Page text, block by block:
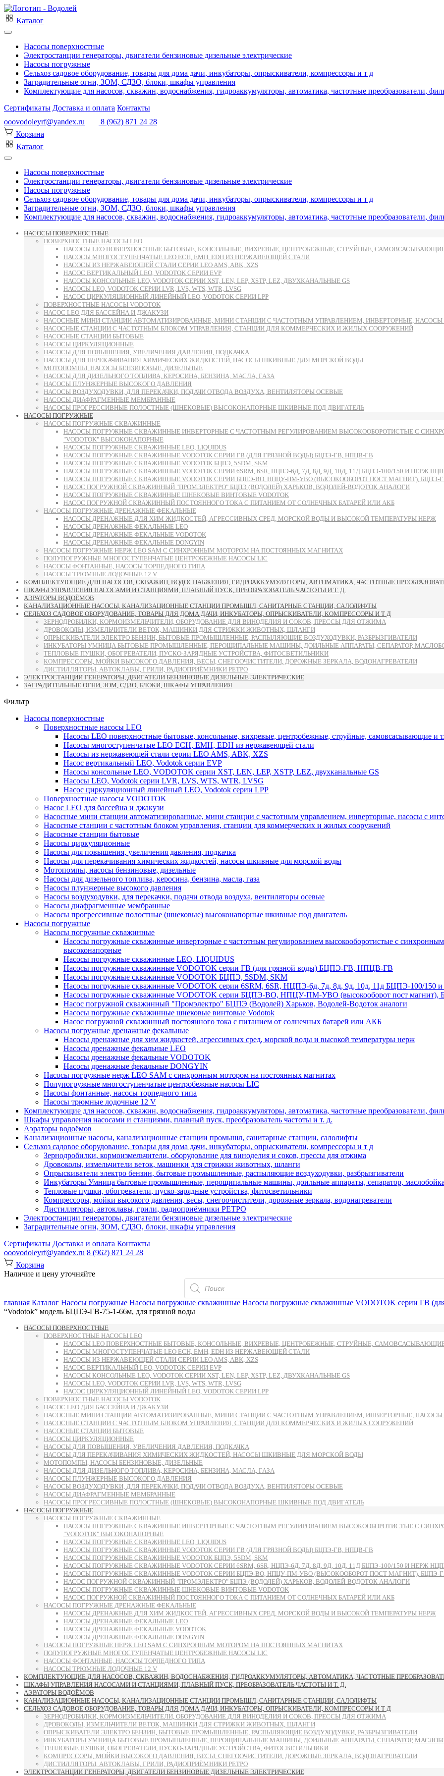
Каталог
Насосы поверхностные
Электростанции генераторы, двигатели бензиновые дизельные электрические
Насосы погружные
Сельхоз садовое оборудование, товары для дома дачи, инкубаторы, опрыскиватели, компрессоры и т д
Заградительные огни, ЗОМ, СДЗО, блоки, шкафы управления
Комплектующие для насосов, скважин, водоснабжения, гидроаккумуляторы, автоматика, частотные преобразователи,
Сертификаты Доставка и оплата Контакты
ooovodoleyrf@yandex.ru
8 (962) 871 24 28
Корзина
Каталог
Насосы поверхностные
Электростанции генераторы, двигатели бензиновые дизельные электрические
Насосы погружные
Сельхоз садовое оборудование, товары для дома дачи, инкубаторы, опрыскиватели, компрессоры и т д
Заградительные огни, ЗОМ, СДЗО, блоки, шкафы управления
Комплектующие для насосов, скважин, водоснабжения, гидроаккумуляторы, автоматика, частотные преобразователи,
НАСОСЫ ПОВЕРХНОСТНЫЕ
ПОВЕРХНОСТНЫЕ НАСОСЫ LEO
НАСОСЫ LEO ПОВЕРХНОСТНЫЕ БЫТОВЫЕ, КОНСОЛЬНЫЕ, ВИХРЕВЫЕ, ЦЕНТРОБЕЖНЫЕ, СТРУЙНЫЕ, САМОВСАСЫВАЮЩИЕ
НАСОСЫ МНОГОСТУПЕНЧАТЫЕ LEO ECH, EMH, EDH ИЗ НЕРЖАВЕЮЩЕЙ СТАЛИ
НАСОСЫ ИЗ НЕРЖАВЕЮЩЕЙ СТАЛИ СЕРИИ LEO AMS, ABK, XZS
НАСОС ВЕРТИКАЛЬНЫЙ LEO, VODOTOK СЕРИИ EVP
НАСОСЫ КОНСОЛЬНЫЕ LEO, VODOTOK СЕРИИ XST, LEN, LEP, XSTP, LEZ, ДВУХКАНАЛЬНЫЕ GS
НАСОСЫ LEO, VODOTOK СЕРИИ LVR, LVS, WTS, WTR, LVSG
НАСОС ЦИРКУЛЯЦИОННЫЙ ЛИНЕЙНЫЙ LEO, VODOTOK СЕРИИ LPP
ПОВЕРХНОСТНЫЕ НАСОСЫ VODOTOK
НАСОС LEO ДЛЯ БАССЕЙНА И ДЖАКУЗИ
НАСОСНЫЕ МИНИ СТАНЦИИ АВТОМАТИЗИРОВАННЫЕ, МИНИ СТАНЦИИ С ЧАСТОТНЫМ УПРАВЛЕНИЕМ, ИНВЕРТОРНЫЕ,
НАСОСНЫЕ СТАНЦИИ С ЧАСТОТНЫМ БЛОКОМ УПРАВЛЕНИЯ, СТАНЦИИ ДЛЯ КОММЕРЧЕСКИХ И ЖИЛЫХ СООРУЖЕНИЙ
НАСОСНЫЕ СТАНЦИИ БЫТОВЫЕ
НАСОСЫ ЦИРКУЛЯЦИОННЫЕ
НАСОСЫ ДЛЯ ПОВЫШЕНИЯ, УВЕЛИЧЕНИЯ ДАВЛЕНИЯ, ПОДКАЧКА
НАСОСЫ ДЛЯ ПЕРЕКАЧИВАНИЯ ХИМИЧЕСКИХ ЖИДКОСТЕЙ, НАСОСЫ ШКИВНЫЕ ДЛЯ МОРСКОЙ ВОДЫ
МОТОПОМПЫ, НАСОСЫ БЕНЗИНОВЫЕ, ДИЗЕЛЬНЫЕ
НАСОСЫ ДЛЯ ДИЗЕЛЬНОГО ТОПЛИВА, КЕРОСИНА, БЕНЗИНА, МАСЛА, ГАЗА
НАСОСЫ ПЛУНЖЕРНЫЕ ВЫСОКОГО ДАВЛЕНИЯ
НАСОСЫ ВОЗДУХОДУВКИ, ДЛЯ ПЕРЕКАЧКИ, ПОДАЧИ ОТВОДА ВОЗДУХА, ВЕНТИЛЯТОРЫ ОСЕВЫЕ
НАСОСЫ ДИАФРАГМЕННЫЕ МЕМБРАННЫЕ
НАСОСЫ ПРОГРЕССИВНЫЕ ПОЛОСТНЫЕ (ШНЕКОВЫЕ) ВЫСОКОНАПОРНЫЕ ШКИВНЫЕ ПОД ДВИГАТЕЛЬ
НАСОСЫ ПОГРУЖНЫЕ
НАСОСЫ ПОГРУЖНЫЕ СКВАЖИННЫЕ
НАСОСЫ ПОГРУЖНЫЕ СКВАЖИННЫЕ ИНВЕРТОРНЫЕ С ЧАСТОТНЫМ РЕГУЛИРОВАНИЕМ ВЫСОКООБОРОТИСТЫЕ С
"VODOTOK" ВЫСОКОНАПОРНЫЕ
НАСОСЫ ПОГРУЖНЫЕ СКВАЖИННЫЕ LEO, LIQUIDUS
НАСОСЫ ПОГРУЖНЫЕ СКВАЖИННЫЕ VODOTOK СЕРИИ ГВ (ДЛЯ ГРЯЗНОЙ ВОДЫ) БЦПЭ-ГВ, НПЦВ-ГВ
НАСОСЫ ПОГРУЖНЫЕ СКВАЖИННЫЕ VODOTOK БЦПЭ, 5SDM, SKM
НАСОСЫ ПОГРУЖНЫЕ СКВАЖИННЫЕ VODOTOK СЕРИИ 6SRM, 6SR, НЦПЭ-6Д, 7Д, 8Д, 9Д, 10Д, 11Д БЦПЭ-100/150 И НЕРЖ
НАСОСЫ ПОГРУЖНЫЕ СКВАЖИННЫЕ VODOTOK СЕРИИ БЦПЭ-ВО, НПЦУ-ПМ-УВО (ВЫСОКООБОРОТ ПОСТ МАГНИТ), БЦПЭ-
НАСОС ПОГРУЖНОЙ СКВАЖИННЫЙ "ПРОМЭЛЕКТРО" БЦПЭ (ВОДОЛЕЙ) ХАРЬКОВ, ВОДОЛЕЙ-ВОДОТОК АНАЛОГИ
НАСОСЫ ПОГРУЖНЫЕ СКВАЖИННЫЕ ШНЕКОВЫЕ ВИНТОВЫЕ VODOTOK
НАСОС ПОГРУЖНОЙ СКВАЖИННЫЙ ПОСТОЯННОГО ТОКА С ПИТАНИЕМ ОТ СОЛНЕЧНЫХ БАТАРЕЙ ИЛИ АКБ
НАСОСЫ ПОГРУЖНЫЕ ДРЕНАЖНЫЕ ФЕКАЛЬНЫЕ
НАСОСЫ ДРЕНАЖНЫЕ ДЛЯ ХИМ ЖИДКОСТЕЙ, АГРЕССИВНЫХ СРЕД, МОРСКОЙ ВОДЫ И ВЫСОКОЙ ТЕМПЕРАТУРЫ НЕРЖ
НАСОСЫ ДРЕНАЖНЫЕ ФЕКАЛЬНЫЕ LEO
НАСОСЫ ДРЕНАЖНЫЕ ФЕКАЛЬНЫЕ VODOTOK
НАСОСЫ ДРЕНАЖНЫЕ ФЕКАЛЬНЫЕ DONGYIN
НАСОСЫ ПОГРУЖНЫЕ НЕРЖ LEO SAM С СИНХРОННЫМ МОТОРОМ НА ПОСТОЯННЫХ МАГНИТАХ
ПОЛУПОГРУЖНЫЕ МНОГОСТУПЕНЧАТЫЕ ЦЕНТРОБЕЖНЫЕ НАСОСЫ LIC
НАСОСЫ ФОНТАННЫЕ, НАСОСЫ ТОРПЕДНОГО ТИПА
НАСОСЫ ТРЮМНЫЕ ЛОДОЧНЫЕ 12 V
КОМПЛЕКТУЮЩИЕ ДЛЯ НАСОСОВ, СКВАЖИН, ВОДОСНАБЖЕНИЯ, ГИДРОАККУМУЛЯТОРЫ, АВТОМАТИКА, ЧАСТОТНЫЕ
ШКАФЫ УПРАВЛЕНИЯ НАСОСАМИ И СТАНЦИЯМИ, ПЛАВНЫЙ ПУСК, ПРЕОБРАЗОВАТЕЛЬ ЧАСТОТЫ И Т. Д.
АЭРАТОРЫ ВОДОЁМОВ
КАНАЛИЗАЦИОННЫЕ НАСОСЫ, КАНАЛИЗАЦИОННЫЕ СТАНЦИИ ПРОМЫШЛ, САНИТАРНЫЕ СТАНЦИИ, САЛОЛИФТЫ
СЕЛЬХОЗ САДОВОЕ ОБОРУДОВАНИЕ, ТОВАРЫ ДЛЯ ДОМА ДАЧИ, ИНКУБАТОРЫ, ОПРЫСКИВАТЕЛИ, КОМПРЕССОРЫ И Т Д
ЗЕРНОДРОБИЛКИ, КОРМОИЗМЕЛЬЧИТЕЛИ, ОБОРУДОВАНИЕ ДЛЯ ВИНОДЕЛИЯ И СОКОВ, ПРЕССЫ ДЛЯ ОТЖИМА
ДРОВОКОЛЫ, ИЗМЕЛЬЧИТЕЛИ ВЕТОК, МАШИНКИ ДЛЯ СТРИЖКИ ЖИВОТНЫХ, ШЛАНГИ
ОПРЫСКИВАТЕЛИ ЭЛЕКТРО БЕНЗИН, БЫТОВЫЕ ПРОМЫШЛЕННЫЕ, РАСПЫЛЯЮЩИЕ ВОЗДУХОДУВКИ, РАЗБРЫЗГИВАТЕЛИ
ИНКУБАТОРЫ УМНИЦА БЫТОВЫЕ ПРОМЫШЛЕННЫЕ, ПЕРОЩИПАЛЬНЫЕ МАШИНЫ, ДОИЛЬНЫЕ АППАРАТЫ, СЕПАРАТОР,
ТЕПЛОВЫЕ ПУШКИ, ОБОГРЕВАТЕЛИ, ПУСКО-ЗАРЯДНЫЕ УСТРОЙСТВА, ФИТОСВЕТИЛЬНИКИ
КОМПРЕССОРЫ, МОЙКИ ВЫСОКОГО ДАВЛЕНИЯ, ВЕСЫ, СНЕГООЧИСТИТЕЛИ, ДОРОЖНЫЕ ЗЕРКАЛА, ВОДОНАГРЕВАТЕЛИ
ДИСТИЛЛЯТОРЫ, АВТОКЛАВЫ, ГРИЛИ, РАДИОПРИЁМНИКИ РЕТРО
ЭЛЕКТРОСТАНЦИИ ГЕНЕРАТОРЫ, ДВИГАТЕЛИ БЕНЗИНОВЫЕ ДИЗЕЛЬНЫЕ ЭЛЕКТРИЧЕСКИЕ
ЗАГРАДИТЕЛЬНЫЕ ОГНИ, ЗОМ, СДЗО, БЛОКИ, ШКАФЫ УПРАВЛЕНИЯ
Фильтр
Насосы поверхностные
Поверхностные насосы LEO
Насосы LEO поверхностные бытовые, консольные, вихревые, центробежные, струйные, самовсасывающие и
Насосы многоступенчатые LEO ECH, EMH, EDH из нержавеющей стали
Насосы из нержавеющей стали серии LEO AMS, ABK, XZS
Насос вертикальный LEO, Vodotok серии EVP
Насосы консольные LEO, VODOTOK серии XST, LEN, LEP, XSTP, LEZ, двухканальные GS
Насосы LEO, Vodotok серии LVR, LVS, WTS, WTR, LVSG
Насос циркуляционный линейный LEO, Vodotok серии LPP
Поверхностные насосы VODOTOK
Насос LEO для бассейна и джакузи
Насосные мини станции автоматизированные, мини станции с частотным управлением, инверторные, насосы с
Насосные станции с частотным блоком управления, станции для коммерческих и жилых сооружений
Насосные станции бытовые
Насосы циркуляционные
Насосы для повышения, увеличения давления, подкачка
Насосы для перекачивания химических жидкостей, насосы шкивные для морской воды
Мотопомпы, насосы бензиновые, дизельные
Насосы для дизельного топлива, керосина, бензина, масла, газа
Насосы плунжерные высокого давления
Насосы воздуходувки, для перекачки, подачи отвода воздуха, вентиляторы осевые
Насосы диафрагменные мембранные
Насосы прогрессивные полостные (шнековые) высоконапорные шкивные под двигатель
Насосы погружные
Насосы погружные скважинные
Насосы погружные скважинные инверторные с частотным регулированием высокооборотистые с
высоконапорные
Насосы погружные скважинные LEO, LIQUIDUS
Насосы погружные скважинные VODOTOK серии ГВ (для грязной воды) БЦПЭ-ГВ, НПЦВ-ГВ
Насосы погружные скважинные VODOTOK БЦПЭ, 5SDM, SKM
Насосы погружные скважинные VODOTOK серии 6SRM, 6SR, НЦПЭ-6д, 7д, 8д, 9д, 10д, 11д БЦПЭ-
Насосы погружные скважинные VODOTOK серии БЦПЭ-ВО, НПЦУ-ПМ-УВО (высокооборот пост магнит),
Насос погружной скважинный "Промэлектро" БЦПЭ (Водолей) Харьков, Водолей-Водоток аналоги
Насосы погружные скважинные шнековые винтовые Vodotok
Насос погружной скважинный постоянного тока с питанием от солнечных батарей или АКБ
Насосы погружные дренажные фекальные
Насосы дренажные для хим жидкостей, агрессивных сред, морской воды и высокой температуры нерж
Насосы дренажные фекальные LEO
Насосы дренажные фекальные VODOTOK
Насосы дренажные фекальные DONGYIN
Насосы погружные нерж LEO SAM с синхронным мотором на постоянных магнитах
Полупогружные многоступенчатые центробежные насосы LIC
Насосы фонтанные, насосы торпедного типа
Насосы трюмные лодочные 12 V
Комплектующие для насосов, скважин, водоснабжения, гидроаккумуляторы, автоматика, частотные преобразователи,
Шкафы управления насосами и станциями, плавный пуск, преобразователь частоты и т. д.
Аэраторы водоёмов
Канализационные насосы, канализационные станции промышл, санитарные станции, салолифты
Сельхоз садовое оборудование, товары для дома дачи, инкубаторы, опрыскиватели, компрессоры и т д
Зернодробилки, кормоизмельчители, оборудование для виноделия и соков, прессы для отжима
Дровоколы, измельчители веток, машинки для стрижки животных, шланги
Опрыскиватели электро бензин, бытовые промышленные, распыляющие воздуходувки, разбрызгиватели
Инкубаторы Умница бытовые промышленные, перощипальные машины, доильные аппараты, сепаратор, маслобойка
Тепловые пушки, обогреватели, пуско-зарядные устройства, фитосветильники
Компрессоры, мойки высокого давления, весы, снегоочистители, дорожные зеркала, водонагреватели
Дистилляторы, автоклавы, грили, радиоприёмники РЕТРО
Электростанции генераторы, двигатели бензиновые дизельные электрические
Заградительные огни, ЗОМ, СДЗО, блоки, шкафы управления
Сертификаты Доставка и оплата Контакты
ooovodoleyrf@yandex.ru 8 (962) 871 24 28
Корзина
Наличие и цену уточняйте
Поиск
товаров
главная Каталог Насосы погружные Насосы погружные скважинные Насосы погружные скважинные VODOTOK серии ГВ
“Vodotok” модель БЦПЭ-ГВ-75-1-66м, для грязной воды
НАСОСЫ ПОВЕРХНОСТНЫЕ
ПОВЕРХНОСТНЫЕ НАСОСЫ LEO
НАСОСЫ LEO ПОВЕРХНОСТНЫЕ БЫТОВЫЕ, КОНСОЛЬНЫЕ, ВИХРЕВЫЕ, ЦЕНТРОБЕЖНЫЕ, СТРУЙНЫЕ, САМОВСАСЫВАЮЩИЕ
НАСОСЫ МНОГОСТУПЕНЧАТЫЕ LEO ECH, EMH, EDH ИЗ НЕРЖАВЕЮЩЕЙ СТАЛИ
НАСОСЫ ИЗ НЕРЖАВЕЮЩЕЙ СТАЛИ СЕРИИ LEO AMS, ABK, XZS
НАСОС ВЕРТИКАЛЬНЫЙ LEO, VODOTOK СЕРИИ EVP
НАСОСЫ КОНСОЛЬНЫЕ LEO, VODOTOK СЕРИИ XST, LEN, LEP, XSTP, LEZ, ДВУХКАНАЛЬНЫЕ GS
НАСОСЫ LEO, VODOTOK СЕРИИ LVR, LVS, WTS, WTR, LVSG
НАСОС ЦИРКУЛЯЦИОННЫЙ ЛИНЕЙНЫЙ LEO, VODOTOK СЕРИИ LPP
ПОВЕРХНОСТНЫЕ НАСОСЫ VODOTOK
НАСОС LEO ДЛЯ БАССЕЙНА И ДЖАКУЗИ
НАСОСНЫЕ МИНИ СТАНЦИИ АВТОМАТИЗИРОВАННЫЕ, МИНИ СТАНЦИИ С ЧАСТОТНЫМ УПРАВЛЕНИЕМ, ИНВЕРТОРНЫЕ,
НАСОСНЫЕ СТАНЦИИ С ЧАСТОТНЫМ БЛОКОМ УПРАВЛЕНИЯ, СТАНЦИИ ДЛЯ КОММЕРЧЕСКИХ И ЖИЛЫХ СООРУЖЕНИЙ
НАСОСНЫЕ СТАНЦИИ БЫТОВЫЕ
НАСОСЫ ЦИРКУЛЯЦИОННЫЕ
НАСОСЫ ДЛЯ ПОВЫШЕНИЯ, УВЕЛИЧЕНИЯ ДАВЛЕНИЯ, ПОДКАЧКА
НАСОСЫ ДЛЯ ПЕРЕКАЧИВАНИЯ ХИМИЧЕСКИХ ЖИДКОСТЕЙ, НАСОСЫ ШКИВНЫЕ ДЛЯ МОРСКОЙ ВОДЫ
МОТОПОМПЫ, НАСОСЫ БЕНЗИНОВЫЕ, ДИЗЕЛЬНЫЕ
НАСОСЫ ДЛЯ ДИЗЕЛЬНОГО ТОПЛИВА, КЕРОСИНА, БЕНЗИНА, МАСЛА, ГАЗА
НАСОСЫ ПЛУНЖЕРНЫЕ ВЫСОКОГО ДАВЛЕНИЯ
НАСОСЫ ВОЗДУХОДУВКИ, ДЛЯ ПЕРЕКАЧКИ, ПОДАЧИ ОТВОДА ВОЗДУХА, ВЕНТИЛЯТОРЫ ОСЕВЫЕ
НАСОСЫ ДИАФРАГМЕННЫЕ МЕМБРАННЫЕ
НАСОСЫ ПРОГРЕССИВНЫЕ ПОЛОСТНЫЕ (ШНЕКОВЫЕ) ВЫСОКОНАПОРНЫЕ ШКИВНЫЕ ПОД ДВИГАТЕЛЬ
НАСОСЫ ПОГРУЖНЫЕ
НАСОСЫ ПОГРУЖНЫЕ СКВАЖИННЫЕ
НАСОСЫ ПОГРУЖНЫЕ СКВАЖИННЫЕ ИНВЕРТОРНЫЕ С ЧАСТОТНЫМ РЕГУЛИРОВАНИЕМ ВЫСОКООБОРОТИСТЫЕ С
"VODOTOK" ВЫСОКОНАПОРНЫЕ
НАСОСЫ ПОГРУЖНЫЕ СКВАЖИННЫЕ LEO, LIQUIDUS
НАСОСЫ ПОГРУЖНЫЕ СКВАЖИННЫЕ VODOTOK СЕРИИ ГВ (ДЛЯ ГРЯЗНОЙ ВОДЫ) БЦПЭ-ГВ, НПЦВ-ГВ
НАСОСЫ ПОГРУЖНЫЕ СКВАЖИННЫЕ VODOTOK БЦПЭ, 5SDM, SKM
НАСОСЫ ПОГРУЖНЫЕ СКВАЖИННЫЕ VODOTOK СЕРИИ 6SRM, 6SR, НЦПЭ-6Д, 7Д, 8Д, 9Д, 10Д, 11Д БЦПЭ-100/150 И НЕРЖ
НАСОСЫ ПОГРУЖНЫЕ СКВАЖИННЫЕ VODOTOK СЕРИИ БЦПЭ-ВО, НПЦУ-ПМ-УВО (ВЫСОКООБОРОТ ПОСТ МАГНИТ), БЦПЭ-
НАСОС ПОГРУЖНОЙ СКВАЖИННЫЙ "ПРОМЭЛЕКТРО" БЦПЭ (ВОДОЛЕЙ) ХАРЬКОВ, ВОДОЛЕЙ-ВОДОТОК АНАЛОГИ
НАСОСЫ ПОГРУЖНЫЕ СКВАЖИННЫЕ ШНЕКОВЫЕ ВИНТОВЫЕ VODOTOK
НАСОС ПОГРУЖНОЙ СКВАЖИННЫЙ ПОСТОЯННОГО ТОКА С ПИТАНИЕМ ОТ СОЛНЕЧНЫХ БАТАРЕЙ ИЛИ АКБ
НАСОСЫ ПОГРУЖНЫЕ ДРЕНАЖНЫЕ ФЕКАЛЬНЫЕ
НАСОСЫ ДРЕНАЖНЫЕ ДЛЯ ХИМ ЖИДКОСТЕЙ, АГРЕССИВНЫХ СРЕД, МОРСКОЙ ВОДЫ И ВЫСОКОЙ ТЕМПЕРАТУРЫ НЕРЖ
НАСОСЫ ДРЕНАЖНЫЕ ФЕКАЛЬНЫЕ LEO
НАСОСЫ ДРЕНАЖНЫЕ ФЕКАЛЬНЫЕ VODOTOK
НАСОСЫ ДРЕНАЖНЫЕ ФЕКАЛЬНЫЕ DONGYIN
НАСОСЫ ПОГРУЖНЫЕ НЕРЖ LEO SAM С СИНХРОННЫМ МОТОРОМ НА ПОСТОЯННЫХ МАГНИТАХ
ПОЛУПОГРУЖНЫЕ МНОГОСТУПЕНЧАТЫЕ ЦЕНТРОБЕЖНЫЕ НАСОСЫ LIC
НАСОСЫ ФОНТАННЫЕ, НАСОСЫ ТОРПЕДНОГО ТИПА
НАСОСЫ ТРЮМНЫЕ ЛОДОЧНЫЕ 12 V
КОМПЛЕКТУЮЩИЕ ДЛЯ НАСОСОВ, СКВАЖИН, ВОДОСНАБЖЕНИЯ, ГИДРОАККУМУЛЯТОРЫ, АВТОМАТИКА, ЧАСТОТНЫЕ
ШКАФЫ УПРАВЛЕНИЯ НАСОСАМИ И СТАНЦИЯМИ, ПЛАВНЫЙ ПУСК, ПРЕОБРАЗОВАТЕЛЬ ЧАСТОТЫ И Т. Д.
АЭРАТОРЫ ВОДОЁМОВ
КАНАЛИЗАЦИОННЫЕ НАСОСЫ, КАНАЛИЗАЦИОННЫЕ СТАНЦИИ ПРОМЫШЛ, САНИТАРНЫЕ СТАНЦИИ, САЛОЛИФТЫ
СЕЛЬХОЗ САДОВОЕ ОБОРУДОВАНИЕ, ТОВАРЫ ДЛЯ ДОМА ДАЧИ, ИНКУБАТОРЫ, ОПРЫСКИВАТЕЛИ, КОМПРЕССОРЫ И Т Д
ЗЕРНОДРОБИЛКИ, КОРМОИЗМЕЛЬЧИТЕЛИ, ОБОРУДОВАНИЕ ДЛЯ ВИНОДЕЛИЯ И СОКОВ, ПРЕССЫ ДЛЯ ОТЖИМА
ДРОВОКОЛЫ, ИЗМЕЛЬЧИТЕЛИ ВЕТОК, МАШИНКИ ДЛЯ СТРИЖКИ ЖИВОТНЫХ, ШЛАНГИ
ОПРЫСКИВАТЕЛИ ЭЛЕКТРО БЕНЗИН, БЫТОВЫЕ ПРОМЫШЛЕННЫЕ, РАСПЫЛЯЮЩИЕ ВОЗДУХОДУВКИ, РАЗБРЫЗГИВАТЕЛИ
ИНКУБАТОРЫ УМНИЦА БЫТОВЫЕ ПРОМЫШЛЕННЫЕ, ПЕРОЩИПАЛЬНЫЕ МАШИНЫ, ДОИЛЬНЫЕ АППАРАТЫ, СЕПАРАТОР,
ТЕПЛОВЫЕ ПУШКИ, ОБОГРЕВАТЕЛИ, ПУСКО-ЗАРЯДНЫЕ УСТРОЙСТВА, ФИТОСВЕТИЛЬНИКИ
КОМПРЕССОРЫ, МОЙКИ ВЫСОКОГО ДАВЛЕНИЯ, ВЕСЫ, СНЕГООЧИСТИТЕЛИ, ДОРОЖНЫЕ ЗЕРКАЛА, ВОДОНАГРЕВАТЕЛИ
ДИСТИЛЛЯТОРЫ, АВТОКЛАВЫ, ГРИЛИ, РАДИОПРИЁМНИКИ РЕТРО
ЭЛЕКТРОСТАНЦИИ ГЕНЕРАТОРЫ, ДВИГАТЕЛИ БЕНЗИНОВЫЕ ДИЗЕЛЬНЫЕ ЭЛЕКТРИЧЕСКИЕ